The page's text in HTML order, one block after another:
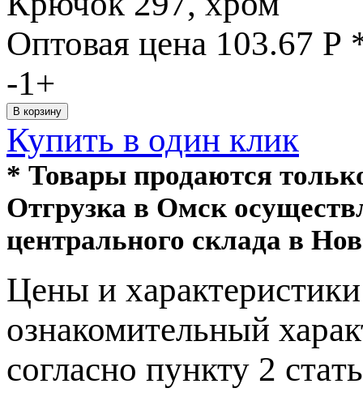
Оптовая цена 103.67 Р
-1+
Купить в один клик
* Товары продаются
Отгрузка в Омск
центрального склада в
Цeны и
ознакомительный
согласно пункту 2